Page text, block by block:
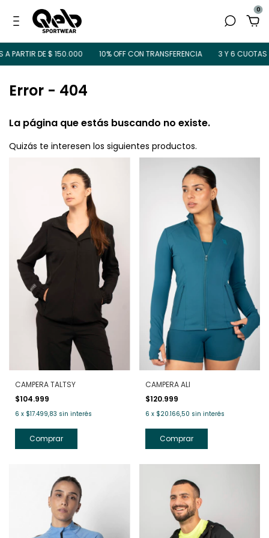
0
PARTIR DE $ 150.000 10% OFF CON TRANSFERENCIA 3 Y 6 CUOTAS
Error - 404
La página que estás buscando no existe.
Quizás te interesen los siguientes productos.
CAMPERA TALTSY
$104.999
6 x $17.499,83 sin interés
Comprar
CAMPERA ALI
$120.999
6 x $20.166,50 sin interés
Comprar